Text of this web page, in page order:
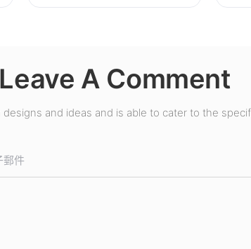
Leave A Comment
and ideas and is able to cater to the
郵件